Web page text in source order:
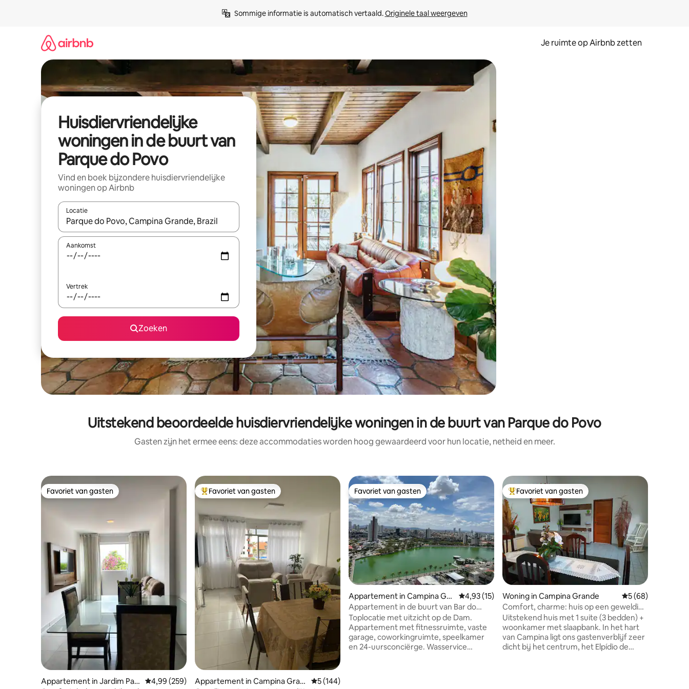
Sommige informatie is automatisch vertaald. Originele taal weergeven
Je ruimte op Airbnb zetten
Huisdiervriendelijke
woningen in de buurt van
Parque do Povo
Vind en boek bijzondere huisdiervriendelijke
woningen op Airbnb
Locatie
Wanneer er suggesties beschikbaar zijn, maak je een keuze met je de pijltjestoetsen omhoog en omlaag, óf door te tikken of swipen.
Aankomst
Vertrek
Zoeken
Uitstekend beoordeelde huisdiervriendelijke woningen in de buurt van Parque do Povo
Gasten zijn het ermee eens: deze accommodaties worden hoog gewaardeerd voor hun locatie, netheid en meer.
Favoriet van gasten
Favoriet van gasten
Appartement in Jardim Paul Gemiddelde beoordeling van 4,99 uit 5, 259 recensies
4,99 (259)
Topfavoriet van gasten
Favoriet van gasten
Appartement in Campina Gran
Gemiddelde beoordeling van 5 uit 5, 144 recensies
5 (144)
Favoriet van gasten
Favoriet van gasten
Appartement in Campina Gra
nde
Gemiddelde beoordeling van 4,93 uit 5, 15 recensies
4,93 (15)
Appartement in de buurt van Bar do
Cuscuz!
Toplocatie met uitzicht op de Dam.
Appartement met fitnessruimte, vaste
garage, coworkingruimte, speelkamer
en 24-uursconciërge. Wasservice
Topfavoriet van gasten
Favoriet van gasten
Woning in Campina Grande Gemiddelde
5 (68)
Comfort, charme: huis op een geweldige
locatie met garage
Uitstekend huis met 1 suite (3 bedden) +
woonkamer met slaapbank. In het hart
van Campina ligt ons gastenverblijf zeer
dicht bij het centrum, het Elpídio de